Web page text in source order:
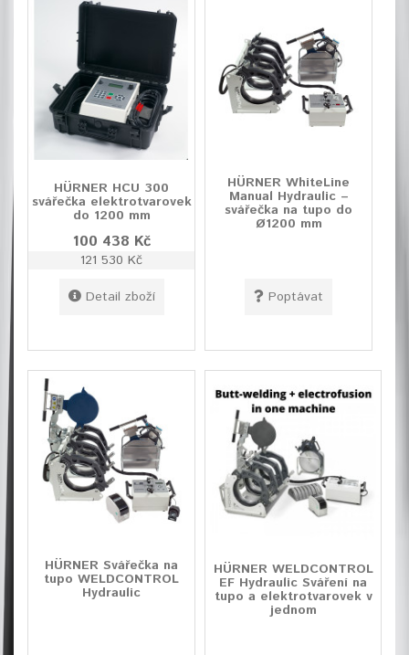
HÜRNER HCU 300
svářečka elektrotvarovek
do 1200 mm
100 438 Kč
121 530 Kč
Detail zboží
HÜRNER WhiteLine
Manual Hydraulic –
svářečka na tupo do
Ø1200 mm
Poptávat
HÜRNER Svářečka na
tupo WELDCONTROL
Hydraulic
HÜRNER WELDCONTROL
EF Hydraulic Sváření na
tupo a elektrotvarovek v
jednom